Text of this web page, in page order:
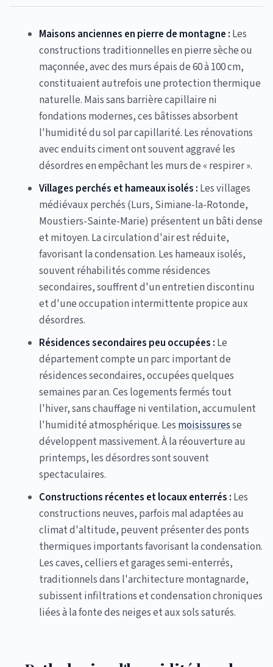
Maisons anciennes en pierre de montagne : Les
constructions traditionnelles en pierre sèche ou
maçonnée, avec des murs épais de 60 à 100 cm,
constituaient autrefois une protection thermique
naturelle. Mais sans barrière capillaire ni
fondations modernes, ces bâtisses absorbent
l'humidité du sol par capillarité. Les rénovations
avec enduits ciment ont souvent aggravé les
désordres en empêchant les murs de « respirer ».
Villages perchés et hameaux isolés : Les villages
médiévaux perchés (Lurs, Simiane-la-Rotonde,
Moustiers-Sainte-Marie) présentent un bâti dense
et mitoyen. La circulation d'air est réduite,
favorisant la condensation. Les hameaux isolés,
souvent réhabilités comme résidences
secondaires, souffrent d'un entretien discontinu
et d'une occupation intermittente propice aux
désordres.
Résidences secondaires peu occupées : Le
département compte un parc important de
résidences secondaires, occupées quelques
semaines par an. Ces logements fermés tout
l'hiver, sans chauffage ni ventilation, accumulent
l'humidité atmosphérique. Lesmoisissuresse
développent massivement. À la réouverture au
printemps, les désordres sont souvent
spectaculaires.
Constructions récentes et locaux enterrés : Les
constructions neuves, parfois mal adaptées au
climat d'altitude, peuvent présenter des ponts
thermiques importants favorisant la condensation.
Les caves, celliers et garages semi-enterrés,
traditionnels dans l'architecture montagnarde,
subissent infiltrations et condensation chroniques
liées à la fonte des neiges et aux sols saturés.